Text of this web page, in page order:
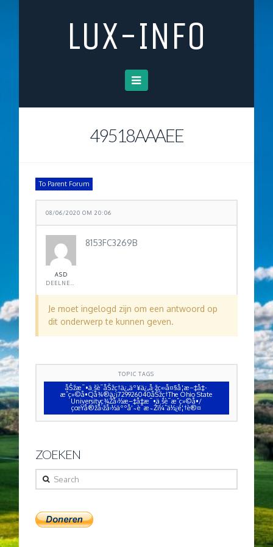
LUX-INFO
Navigation
49518AAAEE
To Parent Forum
08/06/2020 OM 20:06
ASD
8153FC3269B
Je moet ingelogd zijn om een antwoord op
dit onderwerp te kunnen geven.
TOPIC TAGS
åŠžæ¯•ä¸šè¯åŠžç†ä¿„äº¥ä¿„å·žç«‹å¤§å­¦æ–‡å‡­
æˆç»©å•Qå¾®ä¿¡729926040åŠžç†The Ohio State
Universityç¾Žå›½æ–‡å‡­æ¯•ä¸šè¯æˆç»©å•/
çœŸå®žå›žå›½äººå‘˜è¯æ˜Žï¼ˆä½¿é¦†è®¤
ZOEKEN
Search